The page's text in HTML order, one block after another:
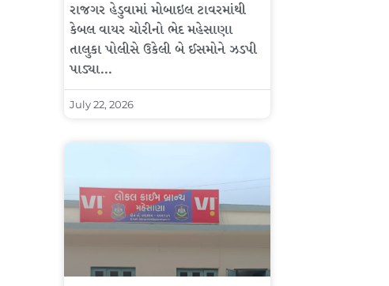
રાજગર હેડુવામાં મોબાઇલ ટાવરમાંથી
કેબલ વાયર ચોરીનો ભેદ મહેસાણા
તાલુકા પોલીસે ઉકેલી બે ઈસમોને ઝડપી
પાડ્યા…
July 22, 2026